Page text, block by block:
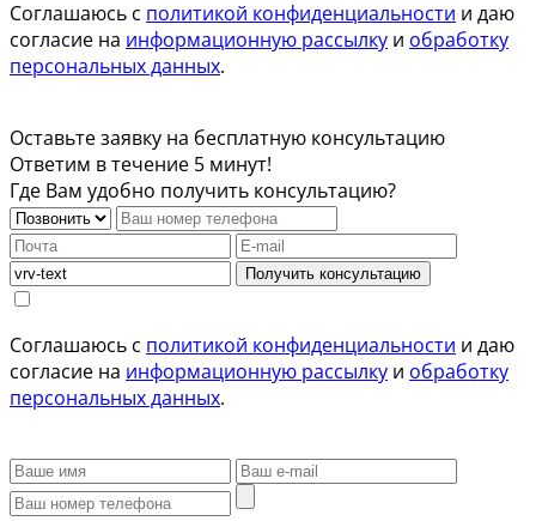
Соглашаюсь с политикой конфиденциальности и даю
согласие на информационную рассылку и обработку
персональных данных.
Оставьте заявку на бесплатную консультацию
Ответим в течение 5 минут!
Где Вам удобно получить консультацию?
Получить консультацию
Соглашаюсь с политикой конфиденциальности и даю
согласие на информационную рассылку и обработку
персональных данных.